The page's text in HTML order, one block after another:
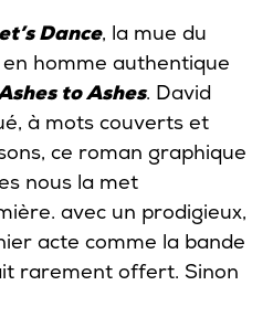
Dance, la mue du
homme authentique
to Ashes. David
à mots couverts et
ce roman graphique
nous la met
avec un prodigieux,
acte comme la bande
rarement offert. Sinon